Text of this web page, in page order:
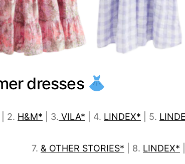
dresses
2. H&M* | 3. VILA* | 4. LINDEX* | 5.
7. & OTHER STORIES* | 8. LINDEX*